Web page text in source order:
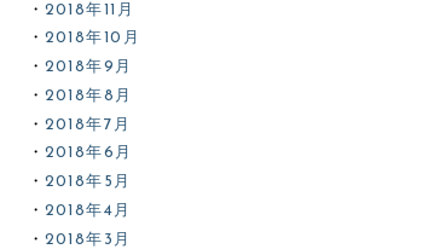
2018年11月
2018年10月
2018年9月
2018年8月
2018年7月
2018年6月
2018年5月
2018年4月
2018年3月